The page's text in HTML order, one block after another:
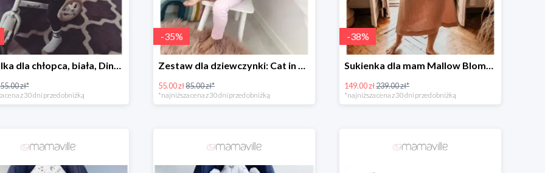
Koszulka dla chłopca, biała, Dino roller skater Fluffy -50%
55.00 zł*
cena z 30 dni przed obniżką
-35%
Zestaw dla dziewczynki: Cat in Pocket Fluffy -35%
55.00 zł85.00 zł*
*najniższa cena z 30 dni przed obniżką
-38%
Sukienka dla mam Mallow Bloms -37%
149.00 zł239.00 zł*
*najniższa cena z 30 dni przed obniżką